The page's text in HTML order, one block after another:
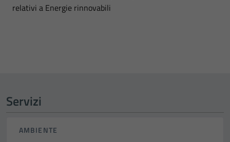
relativi a Energie rinnovabili
Servizi
AMBIENTE